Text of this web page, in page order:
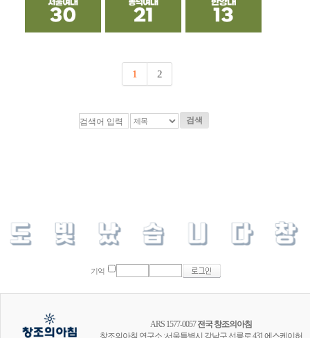
1 2
검색
기억
ARS 1577-0057전국 창조의아침
창조의아침 연구소 :서울특별시 강남구 선릉로 431 에스케이허